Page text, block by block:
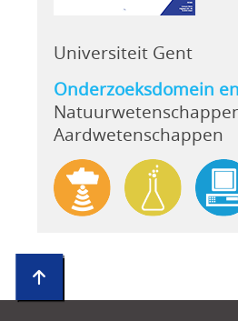
Universiteit Gent
Onderzoeksdomein
Aardwetenschappen